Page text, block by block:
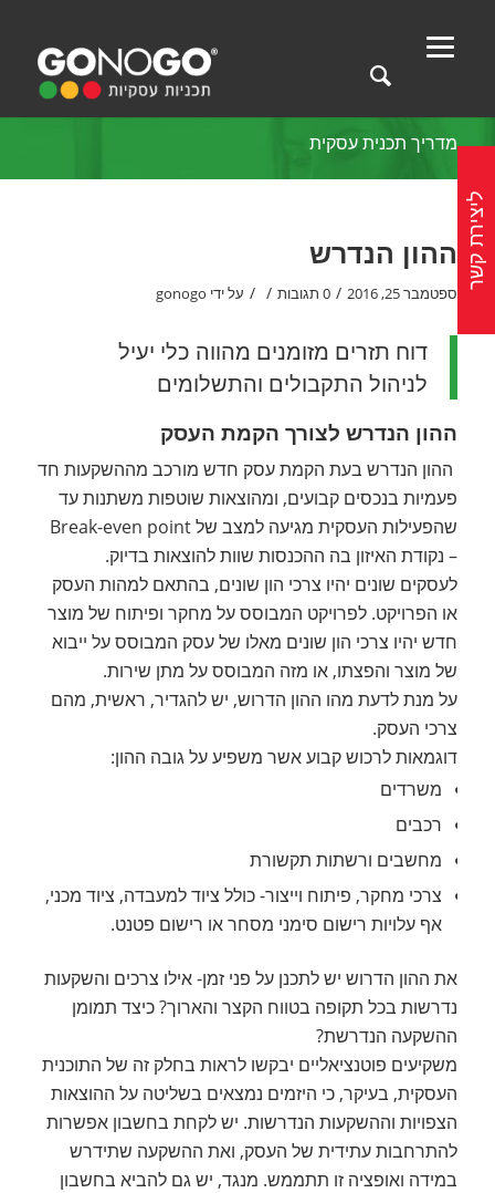
מדריך תכנית עסקית
ההון הנדרש
ספטמבר 25, 2016 / 0 תגובות /
/ על ידי gonogo
דוח תזרים מזומנים מהווה כלי יעיל
לניהול התקבולים והתשלומים
ההון הנדרש לצורך הקמת העסק
ההון הנדרש בעת הקמת עסק חדש מורכב מההשקעות חד
פעמיות בנכסים קבועים, ומהוצאות שוטפות משתנות עד
שהפעילות העסקית מגיעה למצב של Break-even point
– נקודת האיזון בה ההכנסות שוות להוצאות בדיוק.
לעסקים שונים יהיו צרכי הון שונים, בהתאם למהות העסק
או הפרויקט. לפרויקט המבוסס על מחקר ופיתוח של מוצר
חדש יהיו צרכי הון שונים מאלו של עסק המבוסס על ייבוא
של מוצר והפצתו, או מזה המבוסס על מתן שירות.
על מנת לדעת מהו ההון הדרוש, יש להגדיר, ראשית, מהם
צרכי העסק.
דוגמאות לרכוש קבוע אשר משפיע על גובה ההון:
משרדים
רכבים
מחשבים ורשתות תקשורת
צרכי מחקר, פיתוח וייצור- כולל ציוד למעבדה, ציוד מכני,
אף עלויות רישום סימני מסחר או רישום פטנט.
את ההון הדרוש יש לתכנן על פני זמן- אילו צרכים והשקעות
נדרשות בכל תקופה בטווח הקצר והארוך? כיצד תמומן
ההשקעה הנדרשת?
משקיעים פוטנציאליים יבקשו לראות בחלק זה של התוכנית
העסקית, בעיקר, כי היזמים נמצאים בשליטה על ההוצאות
הצפויות וההשקעות הנדרשות. יש לקחת בחשבון אפשרות
להתרחבות עתידית של העסק, ואת ההשקעה שתידרש
במידה ואופציה זו תתממש. מנגד, יש גם להביא בחשבון
ליצירת קשר